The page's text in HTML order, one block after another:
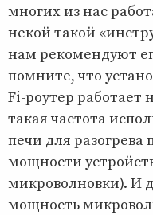
многих из нас
некой такой
нам рекомендуют
помните, что
Fi-роутер работает
такая частота
печи для
мощности
микроволновки). И
мощность